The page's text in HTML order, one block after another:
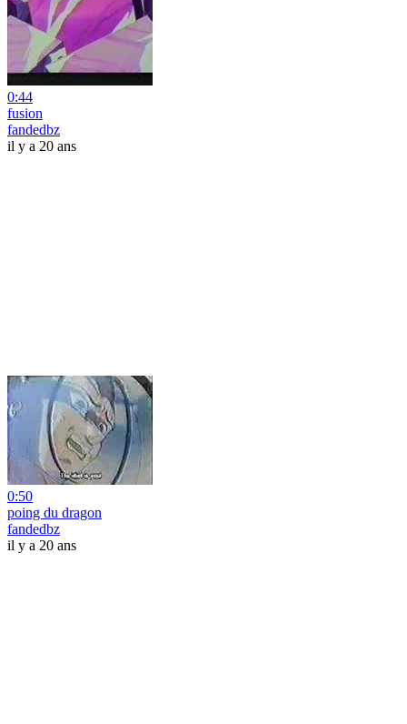
0:44
fusion
fandedbz
il y a 20 ans
0:50
poing du dragon
fandedbz
il y a 20 ans